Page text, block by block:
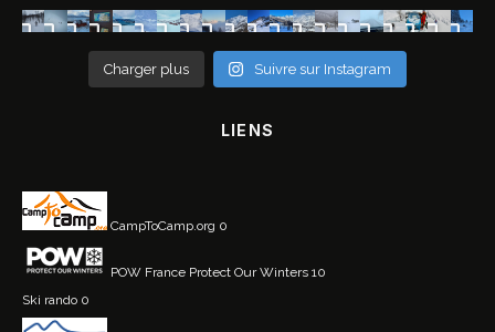
Charger plus Suivre sur Instagram
LIENS
CampToCamp.org 0
POW France Protect Our Winters 10
Ski rando 0